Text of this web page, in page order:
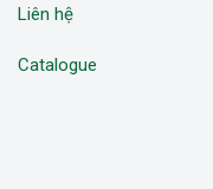
Liên hệ
Catalogue